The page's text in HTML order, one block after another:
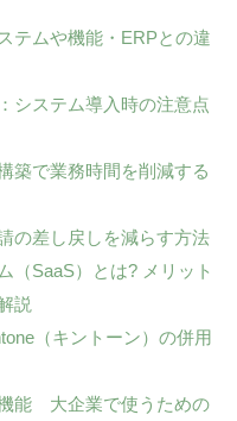
テムや機能・ERPとの違
システム導入時の注意点
築で業務時間を削減する
の差し戻しを減らす方法
（SaaS）とは? メリット
説
（キントーン）の併用
能 大企業で使うための